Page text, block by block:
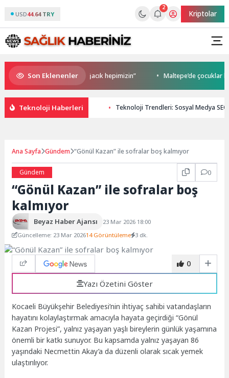
USD44.64 TRY
2
Kriptolar
Son Eklenenler
mesaj: “Deniz bizim, Sığacık hepimizin” Maltepe’de çocuklar
Teknoloji Haberleri Teknoloji Trendleri: Sosyal Medya
Ana Sayfa Gündem “Gönül Kazan” ile sofralar boş kalmıyor
Gündem 0
“Gönül Kazan” ile sofralar boş
kalmıyor
Beyaz Haber Ajansı
23 Mar 2026 18:00
Güncelleme: 23 Mar 202614 Görüntüleme 3 dk.
0
Yazı Özetini Göster
Kocaeli Büyükşehir Belediyesi’nin ihtiyaç sahibi vatandaşların
hayatını kolaylaştırmak amacıyla hayata geçirdiği “Gönül
Kazan Projesi”, yalnız yaşayan yaşlı bireylerin günlük yaşamına
önemli bir katkı sunuyor. Bu kapsamda yalnız yaşayan 86
yaşındaki Necmettin Akay’a da düzenli olarak sıcak yemek
ulaştırılıyor.